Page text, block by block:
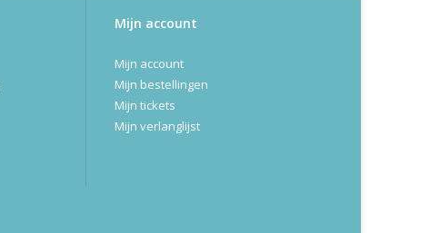
Mijn account
Mijn account
Mijn bestellingen
Mijn tickets
Mijn verlanglijst